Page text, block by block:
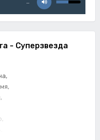
…
- Суперзвезда